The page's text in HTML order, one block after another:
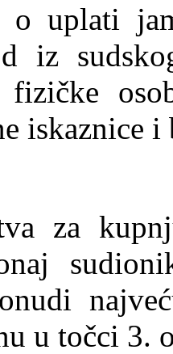
o uplati
iz
iskaznice i
za
u točci 3.